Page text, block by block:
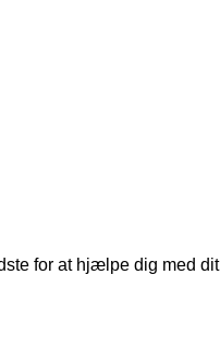
for at hjælpe dig med dit